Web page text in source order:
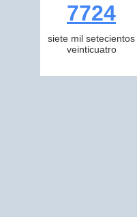
7724
siete mil setecientos
veinticuatro